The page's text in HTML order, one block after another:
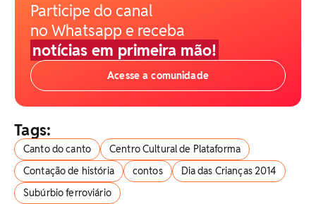
Participe do canal
no Whatsapp e receba
notícias em primeira mão!
Acesse a comunidade
Tags:
Canto do canto
Centro Cultural de Plataforma
Contação de história
contos
Dia das Crianças 2014
Subúrbio ferroviário